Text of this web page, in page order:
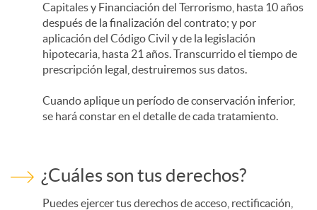
Capitales y Financiación del Terrorismo, hasta 10 años
después de la finalización del contrato; y por
aplicación del Código Civil y de la legislación
hipotecaria, hasta 21 años. Transcurrido el tiempo de
prescripción legal, destruiremos sus datos.
Cuando aplique un período de conservación inferior,
se hará constar en el detalle de cada tratamiento.
¿Cuáles son tus derechos?
Puedes ejercer tus derechos de acceso, rectificación,